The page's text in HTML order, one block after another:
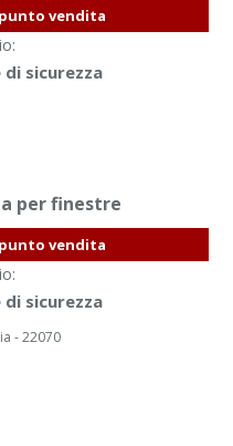
vendita
di sicurezza
per finestre
vendita
di sicurezza
- 22070